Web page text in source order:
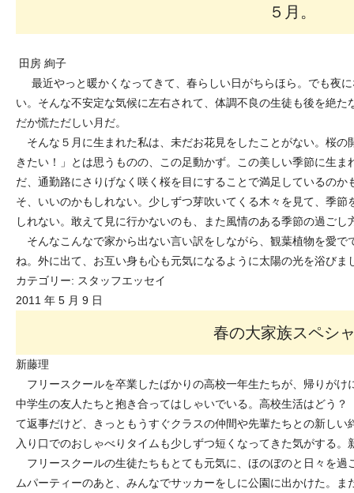
５月。
田房 絢子
最近やっと暖かくなってきて、春らしい日がちらほら。でも夜
い。そんな不安定な気候に左右されて、体調不良の生徒も後を絶
だか慌ただしい月だ。
そんな５月に生まれた私は、未だお花見をしたことがない。桜の
きたい！」とは思うものの、この足動かず。この美しい季節に生
だ、通勤路にさりげなく咲く桜を目にすることで満足しているの
そ、いいのかもしれない。少しずつ芽吹いてくる木々を見て、季
しれない。敢えて見に行かないのも、また風情のある季節の過ごし
そんなこんなで家から出ない言い訳をしながら、観葉植物を愛で
ね。外に出て、お互い身も心も元気になるように太陽の光を浴びま
カテゴリー: スタッフエッセイ
2011 年 5 月 9 日
春の大家族スペシ
新藤理
フリースクールを卒業したばかりの高校一年生たちが、帰りがけ
中学生の友人たちと抱き合ってはしゃいでいる。高校生活はどう
て返事だけど、きっともうすぐクラスの仲間や先輩たちとの新し
入り口でのおしゃべりタイムも少しずつ短くなってきた気がする。
フリースクールの生徒たちもとても元気に、ほのぼのと日々を過
ムパーティーのあと、みんなでサッカーをしに公園に出かけた。